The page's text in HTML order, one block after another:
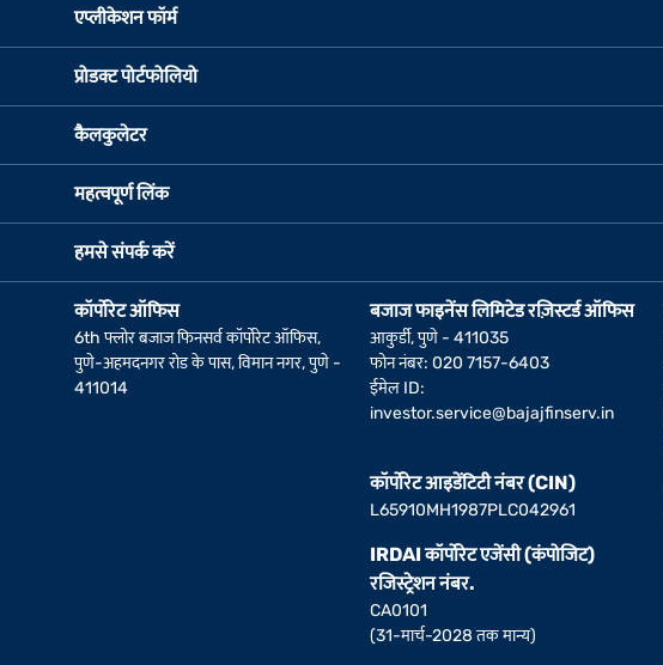
एप्लीकेशन फॉर्म
प्रोडक्ट पोर्टफोलियो
कैलकुलेटर
महत्वपूर्ण लिंक
हमसे संपर्क करें
कॉर्पोरेट ऑफिस
6th फ्लोर बजाज फिनसर्व कॉर्पोरेट ऑफिस,
पुणे-अहमदनगर रोड के पास, विमान नगर, पुणे -
411014
बजाज फाइनेंस लिमिटेड रज़िस्टर्ड ऑफिस
आकुर्डी, पुणे - 411035
फोन नंबर: 020 7157-6403
ईमेल ID:
investor.service@bajajfinserv.in
कॉर्पोरेट आइडेंटिटी नंबर (CIN)
L65910MH1987PLC042961
IRDAI कॉर्पोरेट एजेंसी (कंपोजिट)
रजिस्ट्रेशन नंबर.
CA0101
(31-मार्च-2028 तक मान्य)